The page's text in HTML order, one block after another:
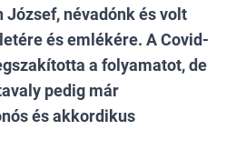
névadónk és volt
és emlékére. A Covid-
a folyamatot, de
pedig már
és akkordikus